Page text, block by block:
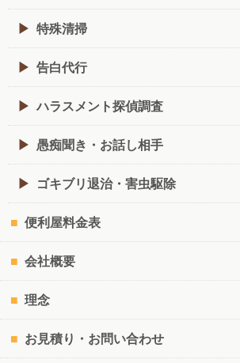
特殊清掃
告白代行
ハラスメント探偵調査
愚痴聞き・お話し相手
ゴキブリ退治・害虫駆除
便利屋料金表
会社概要
理念
お見積り・お問い合わせ